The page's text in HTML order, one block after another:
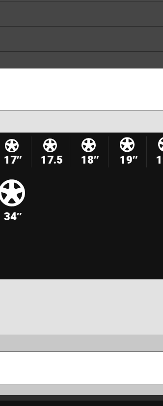
17″ 17.5 18″ 19″
34″